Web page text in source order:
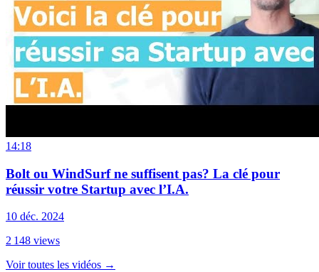
14:18
Bolt ou WindSurf ne suffisent pas? La clé pour
réussir votre Startup avec l’I.A.
10 déc. 2024
2 148 views
Voir toutes les vidéos →